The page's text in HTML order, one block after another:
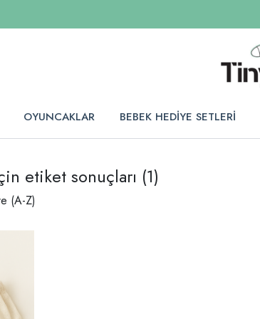
OYUNCAKLAR BEBEK HEDİYE SETLERİ
etiket sonuçları (1)
(A-Z)